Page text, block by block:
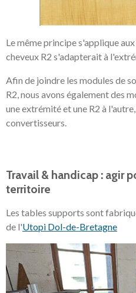
Le même principe s'applique
cheveux R2 s'adapterait à
Afin de joindre les modules de
R2, nous avons également des
une extrémité et une R2 à
convertisseurs.
Travail & handicap : agir
territoire
Les tables supports sont
de l'Utopi Dol-de-Bretagne